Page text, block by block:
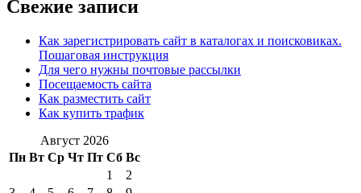
Свежие записи
Как зарегистрировать сайт в каталогах и поисковиках.
Пошаговая инструкция
Для чего нужны почтовые рассылки
Посещаемость сайта
Как разместить сайт
Как купить трафик
Август 2026
Пн Вт Ср Чт Пт Сб Вс
1
2